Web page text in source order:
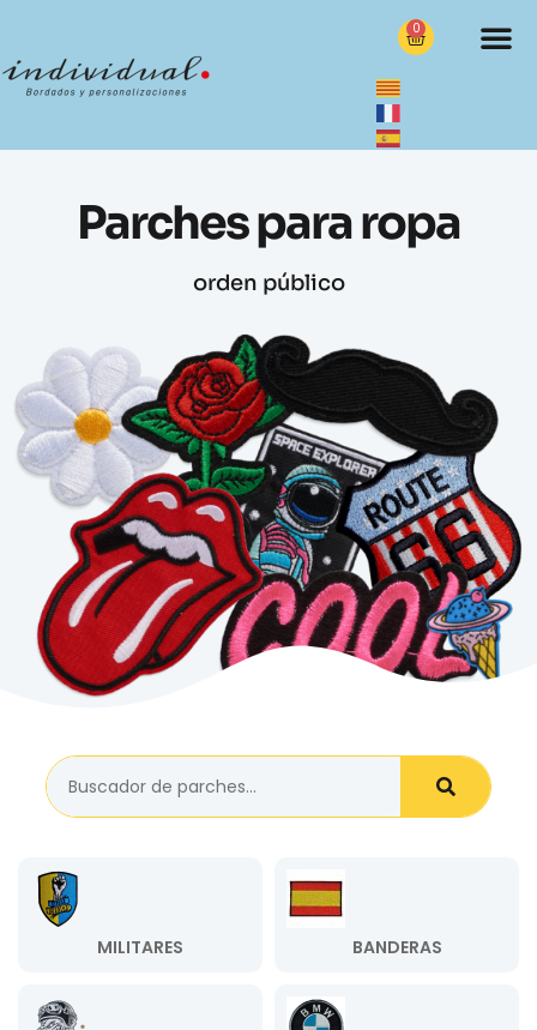
0
Parches para ropa
orden público
MILITARES BANDERAS